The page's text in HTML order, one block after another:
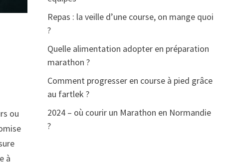
ou
à
Repas : la veille d’une course, on mange quoi
?
Quelle alimentation adopter en préparation
marathon ?
Comment progresser en course à pied grâce
au fartlek ?
2024 – où courir un Marathon en Normandie
?